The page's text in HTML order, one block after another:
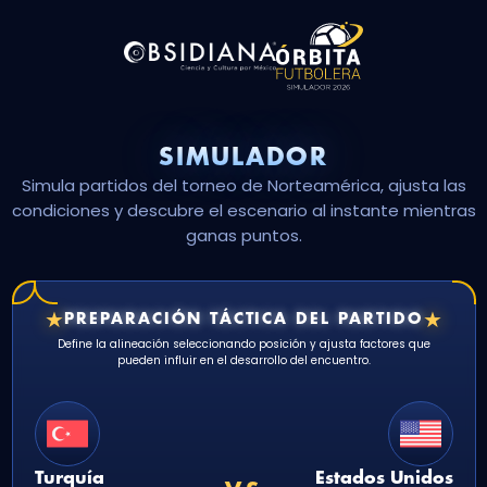
SIMULADOR
Simula partidos del torneo de Norteamérica, ajusta las
condiciones y descubre el escenario al instante mientras
ganas puntos.
★PREPARACIÓN TÁCTICA DEL PARTIDO★
Define la alineación seleccionando posición y ajusta factores que
pueden influir en el desarrollo del encuentro.
Turquía Estados Unidos